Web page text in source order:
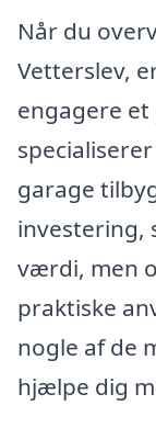
Når du
Vetterslev,
engagere
garage
investering,
værdi, men
praktiske
nogle af de
hjælpe dig